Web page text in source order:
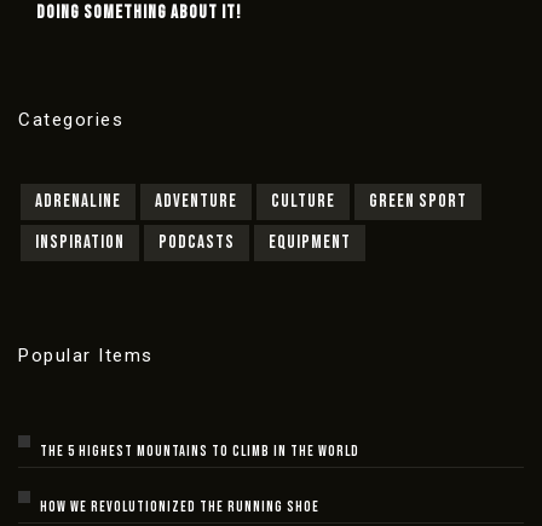
DOING SOMETHING ABOUT IT!
Categories
ADRENALINE ADVENTURE CULTURE
GREEN SPORT
INSPIRATION
PODCASTS EQUIPMENT
Popular Items
THE 5 HIGHEST MOUNTAINS TO CLIMB IN THE WORLD
HOW WE REVOLUTIONIZED THE RUNNING SHOE